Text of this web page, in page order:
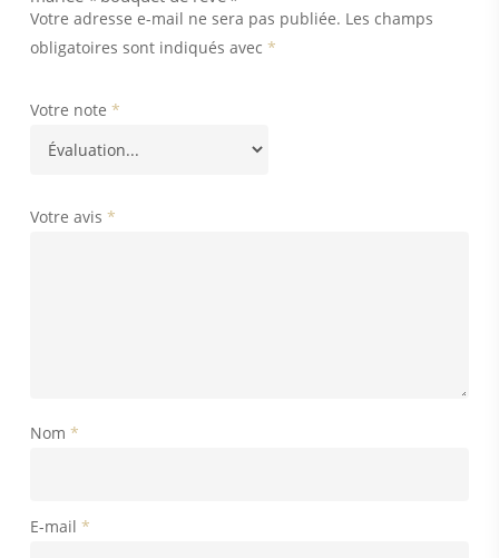
Votre adresse e-mail ne sera pas publiée. Les champs
obligatoires sont indiqués avec *
Votre note *
Votre avis *
Nom *
E-mail *